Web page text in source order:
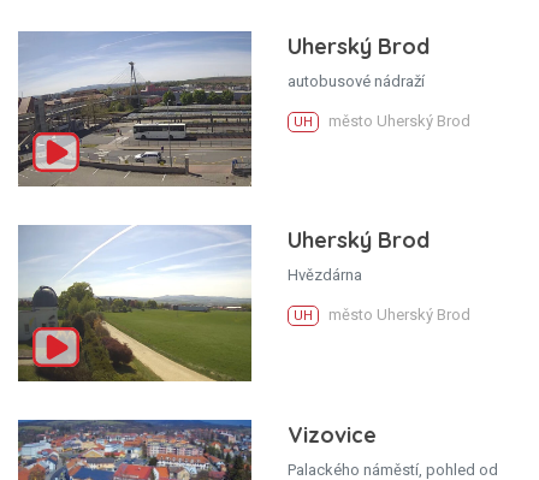
Uherský Brod
autobusové nádraží
UH město Uherský Brod
Uherský Brod
Hvězdárna
UH město Uherský Brod
Vizovice
Palackého náměstí, pohled od